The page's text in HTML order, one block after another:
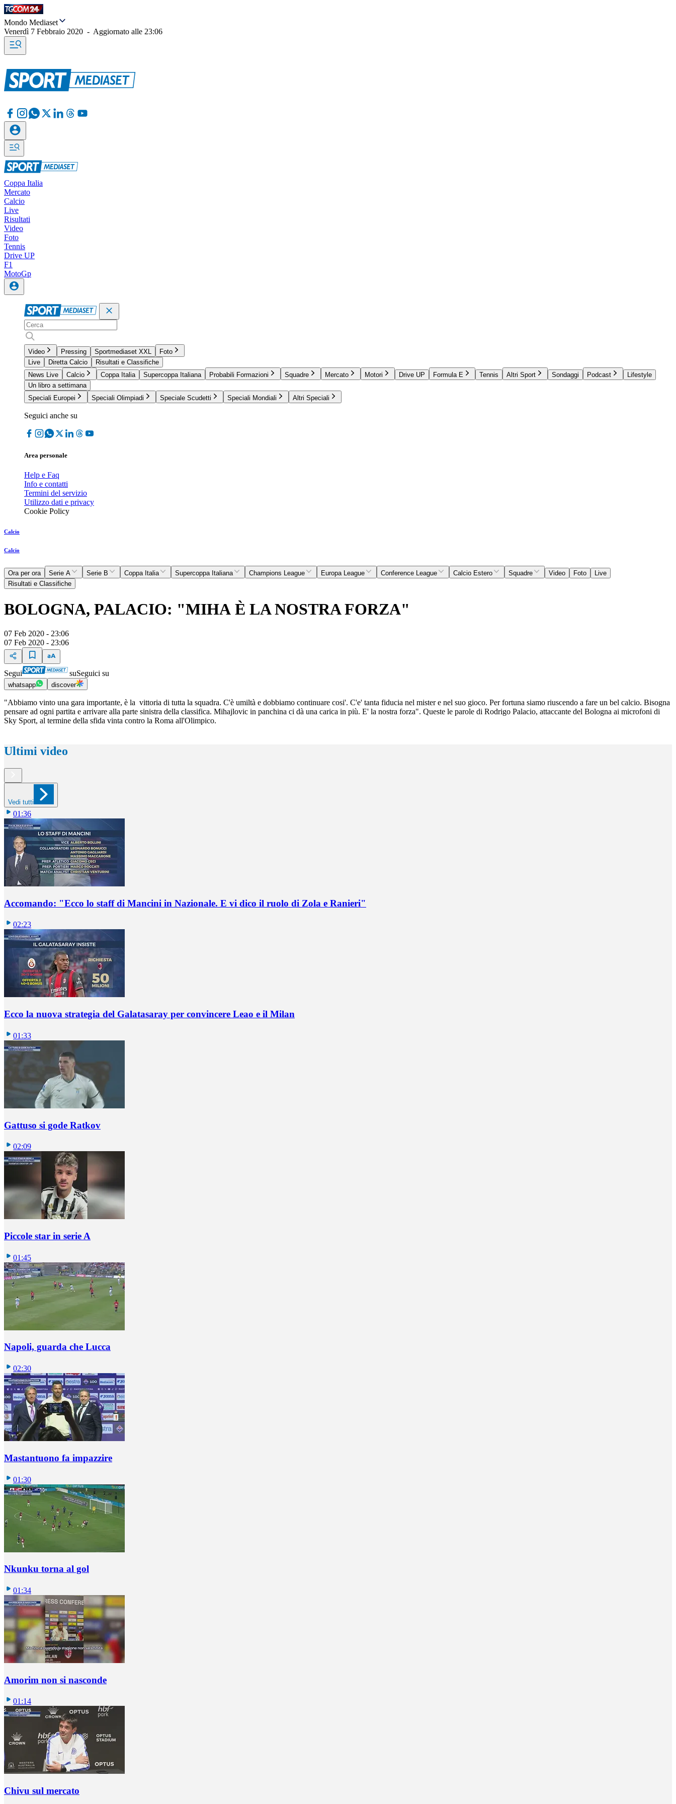
Mondo Mediaset
Venerdì 7 Febbraio 2020 - Aggiornato alle 23:06
Coppa Italia
Mercato
Calcio
Live
Risultati
Video
Foto
Tennis
Drive UP
F1
MotoGp
Video Pressing Sportmediaset XXL
Foto
Live
Diretta Calcio
Risultati e Classifiche
News Live
Calcio Coppa Italia Supercoppa Italiana Probabili Formazioni Squadre Mercato Motori Drive UP Formula E Tennis Altri Sport Sondaggi Podcast
Lifestyle
Un libro a settimana
Speciali Europei
Speciali Olimpiadi Speciale Scudetti Speciali Mondiali Altri Speciali
Seguici anche su
Area personale
Help e Faq
Info e contatti
Termini del servizio
Utilizzo dati e privacy
Cookie Policy
Calcio
Calcio
Ora per ora Serie A Serie B Coppa Italia Supercoppa Italiana Champions League Europa League Conference League Calcio Estero Squadre Video Foto
Live
Risultati e Classifiche
BOLOGNA, PALACIO: "MIHA È LA NOSTRA FORZA"
07 Feb 2020 - 23:06
07 Feb 2020 - 23:06
Segui suSeguici su
whatsapp discover
"Abbiamo vinto una gara importante, è la vittoria di tutta la squadra. C'è umiltà e dobbiamo continuare cosi'. C'e' tanta fiducia nel mister e nel suo gioco. Per fortuna siamo riuscendo a fare un bel calcio. Bisogna
pensare ad ogni partita e arrivare alla parte sinistra della classifica. Mihajlovic in panchina ci dà una carica in più. E' la nostra forza". Queste le parole di Rodrigo Palacio, attaccante del Bologna ai microfoni di
Sky Sport, al termine della sfida vinta contro la Roma all'Olimpico.
Ultimi video
Vedi tutti
01:36
Accomando: "Ecco lo staff di Mancini in Nazionale. E vi dico il ruolo di Zola e Ranieri"
02:23
Ecco la nuova strategia del Galatasaray per convincere Leao e il Milan
01:33
Gattuso si gode Ratkov
02:09
Piccole star in serie A
01:45
Napoli, guarda che Lucca
02:30
Mastantuono fa impazzire
01:30
Nkunku torna al gol
01:34
Amorim non si nasconde
01:14
Chivu sul mercato